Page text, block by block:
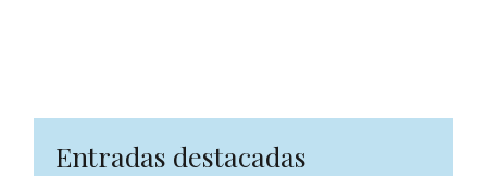
Entradas destacadas